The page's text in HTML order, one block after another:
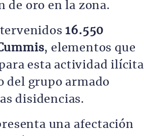
de oro en la zona.
16.550
, elementos que
esta actividad ilícita
del grupo armado
disidencias.
una afectación